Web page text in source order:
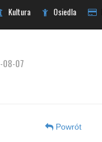
Kultura Osiedla
07
Powrót